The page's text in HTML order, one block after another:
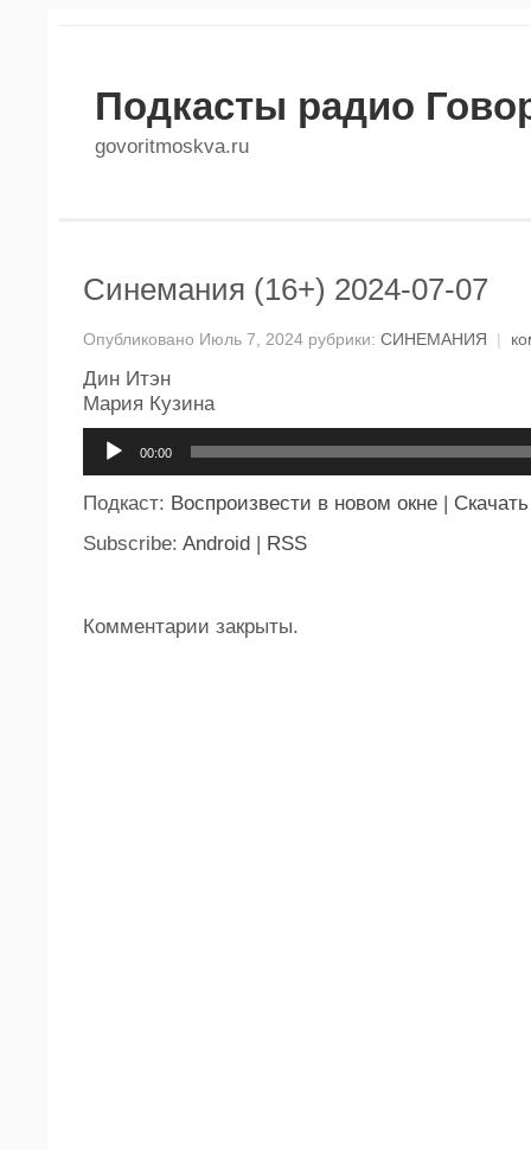
Подкасты радио
govoritmoskva.ru
Синемания (16+) 2024-07-07
Опубликовано Июль 7, 2024 рубрики: СИНЕМАНИЯ |
Дин Итэн
Мария Кузина
00:00
Подкаст: Воспроизвести в новом окне | Скачать
Subscribe: Android | RSS
Комментарии закрыты.